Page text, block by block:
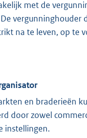
met de
vergunninghouder
na te leven, op te
en braderieën
door zowel
instellingen.